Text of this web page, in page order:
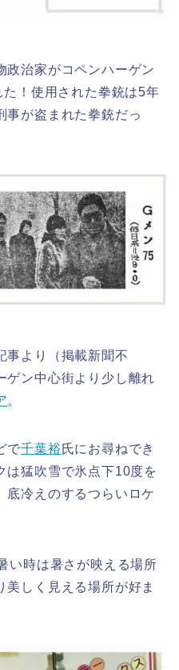
治家がコペンハーゲン
！使用された拳銃は5年
事が盗まれた拳銃だっ
より（掲載新聞不
ゲン中心街より少し離れ
。
で千葉裕氏にお尋ねでき
は猛吹雪で氷点下10度を
底冷えのするつらいロケ
い時は暑さが映える場所
美しく見える場所が好ま